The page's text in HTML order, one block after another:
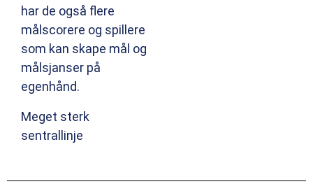
har de også flere
målscorere og spillere
som kan skape mål og
målsjanser på
egenhånd.
Meget sterk
sentrallinje